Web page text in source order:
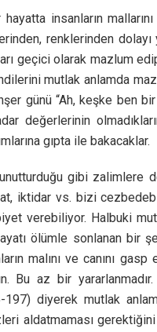
insanların mallarını
renklerinden dolayı
geçici olarak mazlum
mutlak anlamda
günü “Ah, keşke ben
gıpta ile bakacaklar.
gibi zalimlere
iktidar vs. bizi
verebiliyor. Halbuki
ölümle sonlanan bir
malını ve canını gasp
Bu az bir
diyerek mutlak
aldatmaması